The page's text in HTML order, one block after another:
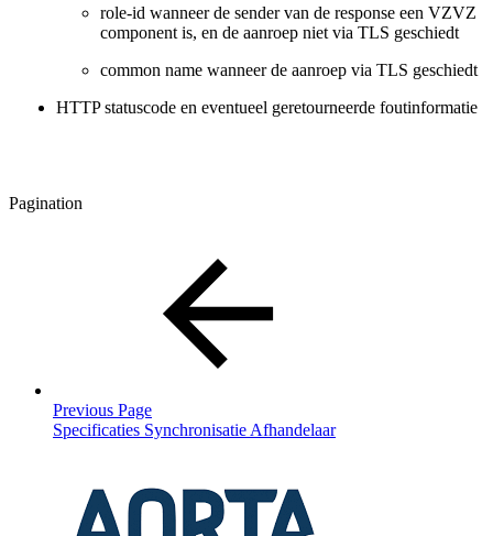
role-id wanneer de sender van de response een VZVZ
component is, en de aanroep niet via TLS geschiedt
common name wanneer de aanroep via TLS geschiedt
HTTP statuscode en eventueel geretourneerde foutinformatie
Pagination
Previous Page
Specificaties Synchronisatie Afhandelaar